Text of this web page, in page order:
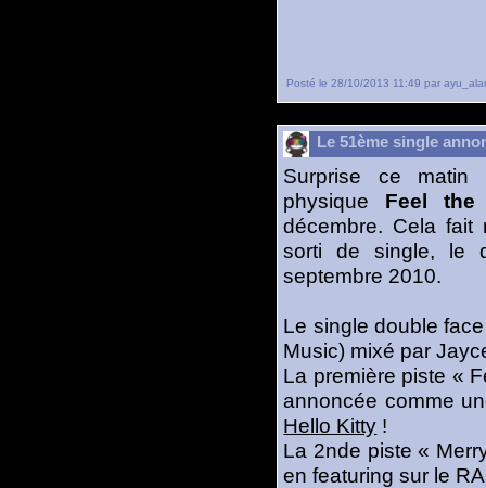
Posté le 28/10/2013 11:49 par
Le 51ème single
Surprise ce matin
physique Feel the
décembre. Cela fait
sorti de single, le
septembre 2010.
Le single double
Music) mixé par
La première piste «
annoncée comme
Hello Kitty !
La 2nde piste «
en featuring sur le